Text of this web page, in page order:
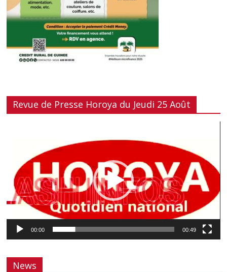
Revue de Presse Horoya du Jeudi 25 Août
00:00 00:49
News